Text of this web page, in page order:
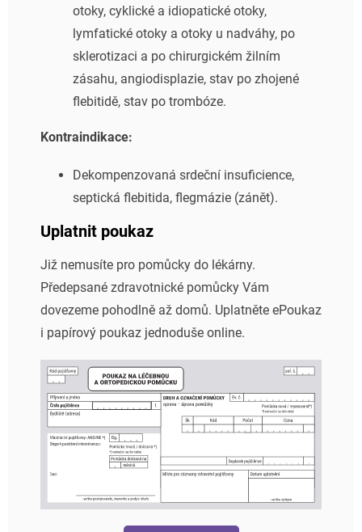
otoky, cyklické a idiopatické otoky,
lymfatické otoky a otoky u nadváhy, po
sklerotizaci a po chirurgickém žilním
zásahu, angiodisplazie, stav po zhojené
flebitidě, stav po trombóze.
Kontraindikace:
Dekompenzovaná srdeční insuficience,
septická flebitida, flegmázie (zánět).
Uplatnit poukaz
Již nemusíte pro pomůcky do lékárny.
Předepsané zdravotnické pomůcky Vám
dovezeme pohodlně až domů. Uplatněte ePoukaz
i papírový poukaz jednoduše online.